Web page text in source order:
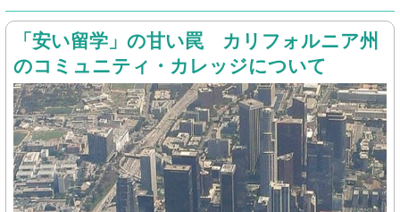
「安い留学」の甘い罠 カリフォルニア州
のコミュニティ・カレッジについて